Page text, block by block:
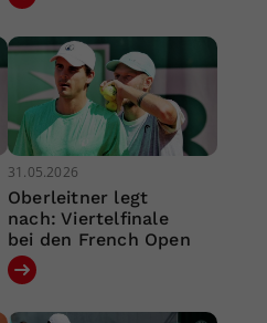
31.05.2026
Oberleitner legt
nach: Viertelfinale
bei den French Open